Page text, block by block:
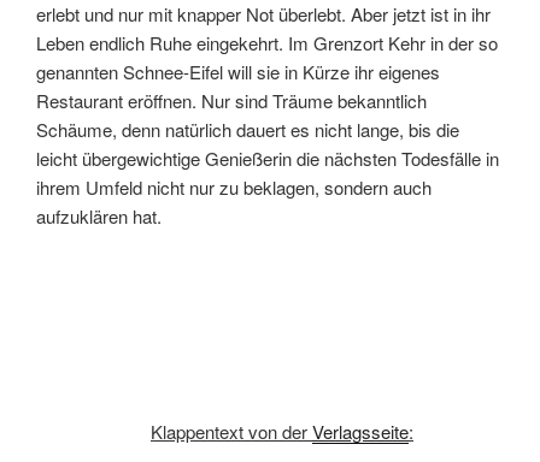
erlebt und nur mit knapper Not überlebt. Aber jetzt ist in ihr
Leben endlich Ruhe eingekehrt. Im Grenzort Kehr in der so
genannten Schnee-Eifel will sie in Kürze ihr eigenes
Restaurant eröffnen. Nur sind Träume bekanntlich
Schäume, denn natürlich dauert es nicht lange, bis die
leicht übergewichtige Genießerin die nächsten Todesfälle in
ihrem Umfeld nicht nur zu beklagen, sondern auch
aufzuklären hat.
Klappentext von derVerlagsseite: